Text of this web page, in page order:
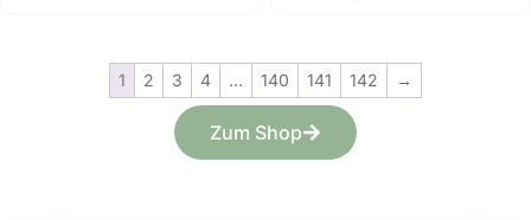
1 2 3 4 … 140 141 142 →
Zum Shop